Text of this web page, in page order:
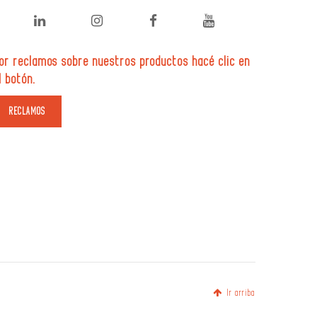
reclamos sobre nuestros productos hacé clic en
botón.
Ir arriba